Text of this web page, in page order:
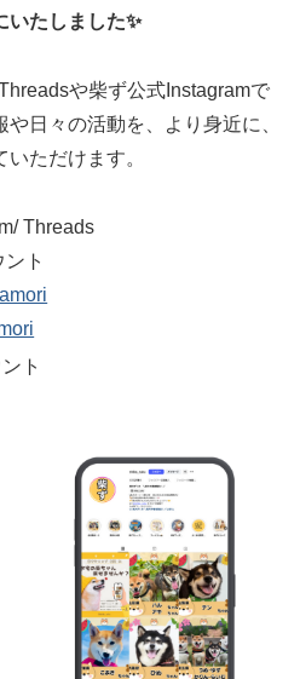
いたしました✨️
や柴ず公式Instagramで
日々の活動を、より身近に、
ただけます。
Threads
ト
ト